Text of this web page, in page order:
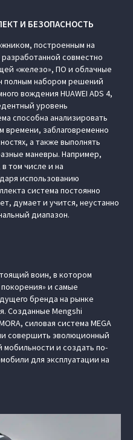
И БЕЗОПАСНОСТЬ
построенным на
совместно
«железо», ПО и облачные
полным набором решений
вождения HUAWEI ADS 4,
уровень
способна анализировать
времени, заблаговременно
а также выполнять
маневры. Например,
том числе и на
использованию
система постоянно
думает и учится, неустанно
диапазон.
воин, в котором
и самые
бренда на рынке
Созданные Mengshi
силовая система MEGA
совершить эволюционный
и создать по-
для эксплуатации на